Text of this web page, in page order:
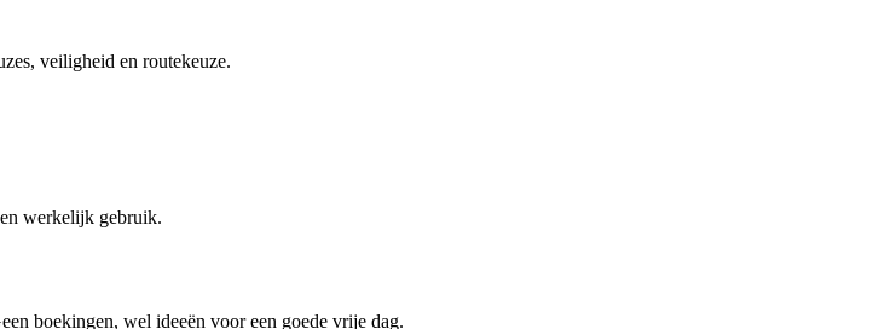
veiligheid en routekeuze.
werkelijk gebruik.
boekingen, wel ideeën voor een goede vrije dag.